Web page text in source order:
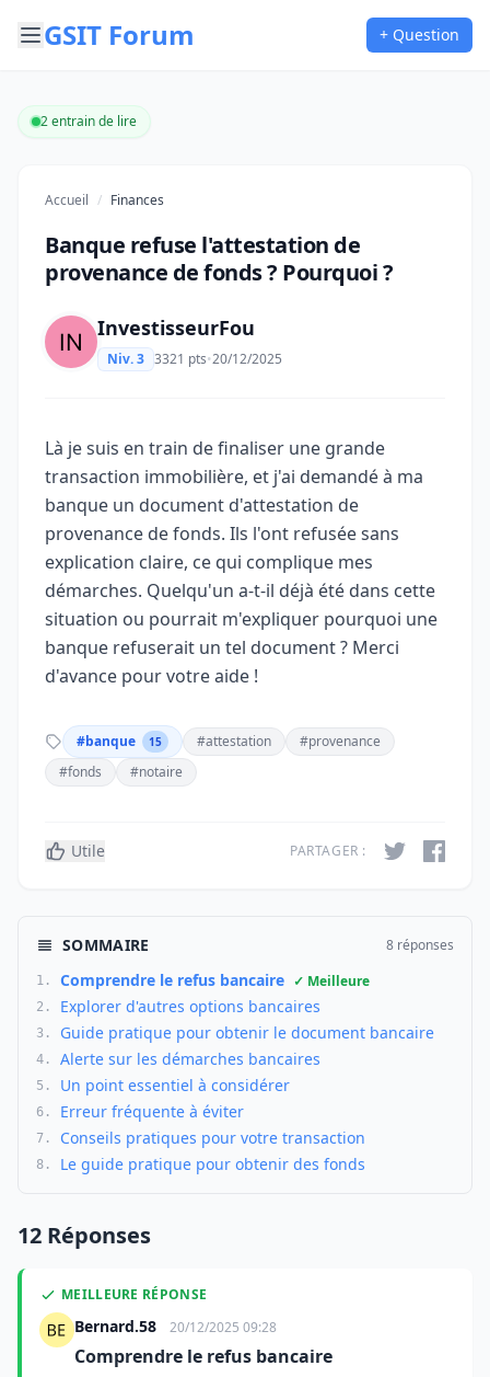
GSIT Forum + Question
2 entrain de lire
Accueil / Finances
Banque refuse l'attestation de
provenance de fonds ? Pourquoi ?
InvestisseurFou
Niv. 3 3321 pts•20/12/2025
Là je suis en train de finaliser une grande
transaction immobilière, et j'ai demandé à ma
banque un document d'attestation de
provenance de fonds. Ils l'ont refusée sans
explication claire, ce qui complique mes
démarches. Quelqu'un a-t-il déjà été dans cette
situation ou pourrait m'expliquer pourquoi une
banque refuserait un tel document ? Merci
d'avance pour votre aide !
#banque 15 #attestation
#provenance
#fonds
#notaire
Utile PARTAGER :
SOMMAIRE 8 réponses
1. Comprendre le refus bancaire ✓ Meilleure
2. Explorer d'autres options bancaires
3. Guide pratique pour obtenir le document bancaire
4. Alerte sur les démarches bancaires
5. Un point essentiel à considérer
6. Erreur fréquente à éviter
7. Conseils pratiques pour votre transaction
8. Le guide pratique pour obtenir des fonds
12 Réponses
MEILLEURE RÉPONSE
Bernard.58 20/12/2025 09:28
Comprendre le refus bancaire